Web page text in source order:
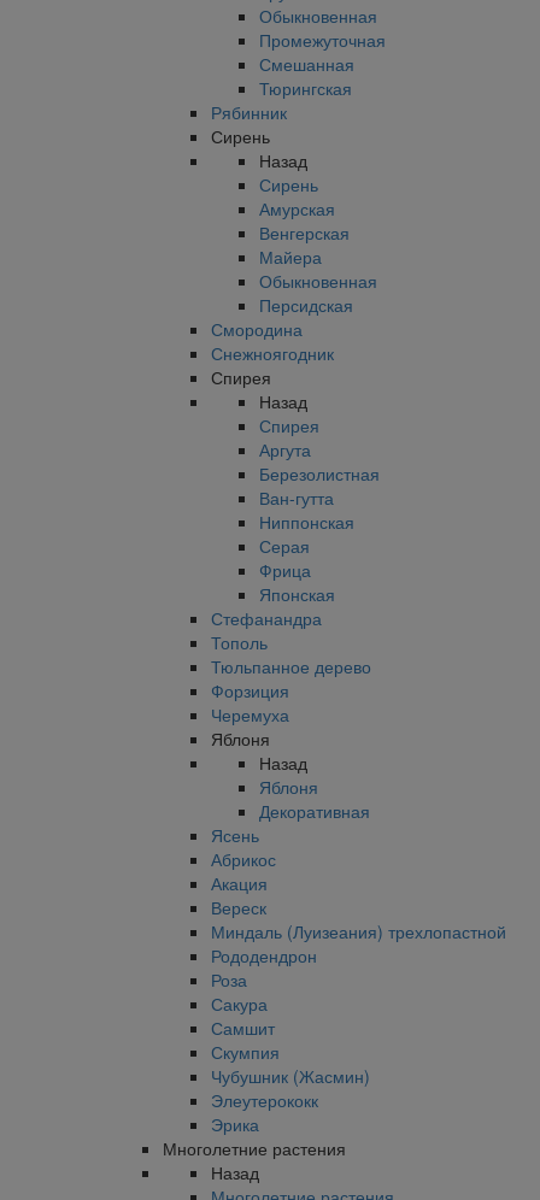
Обыкновенная
Промежуточная
Смешанная
Тюрингская
Рябинник
Сирень
Назад
Сирень
Амурская
Венгерская
Майера
Обыкновенная
Персидская
Смородина
Снежноягодник
Спирея
Назад
Спирея
Аргута
Березолистная
Ван-гутта
Ниппонская
Серая
Фрица
Японская
Стефанандра
Тополь
Тюльпанное дерево
Форзиция
Черемуха
Яблоня
Назад
Яблоня
Декоративная
Ясень
Абрикос
Акация
Вереск
Миндаль (Луизеания) трехлопастной
Рододендрон
Роза
Сакура
Самшит
Скумпия
Чубушник (Жасмин)
Элеутерококк
Эрика
Многолетние растения
Назад